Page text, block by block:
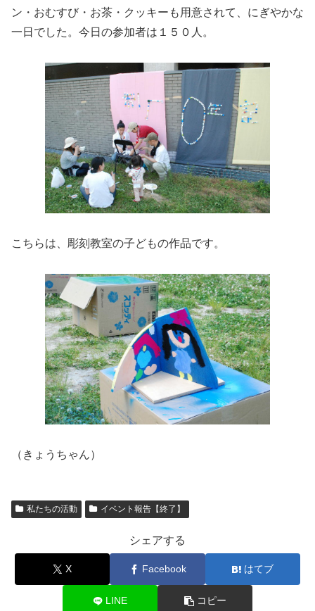
ン・おむすび・お茶・クッキーも用意されて、にぎやかな
一日でした。今日の参加者は１５０人。
こちらは、彫刻教室の子どもの作品です。
（きょうちゃん）
私たちの活動 イベント報告【終了】
シェアする
X Facebook はてブ
LINE コピー